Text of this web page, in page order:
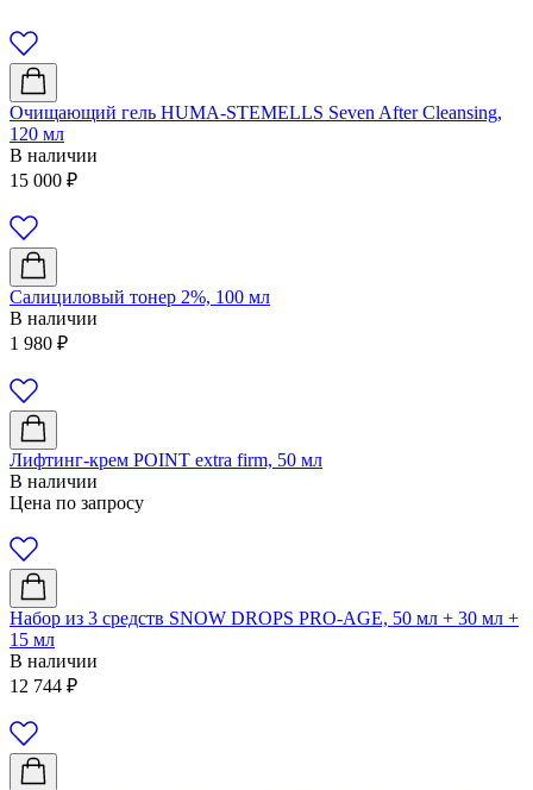
Очищающий гель HUMA-STEMELLS Seven After Cleansing,
120 мл
В наличии
15 000 ₽
Салициловый тонер 2%, 100 мл
В наличии
1 980 ₽
Лифтинг-крем POINT extra firm, 50 мл
В наличии
Цена по запросу
Набор из 3 средств SNOW DROPS PRO-AGE, 50 мл + 30 мл +
15 мл
В наличии
12 744 ₽